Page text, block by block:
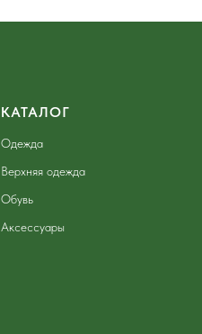
КАТАЛОГ
Одежда
Верхняя одежда
Обувь
Аксессуары